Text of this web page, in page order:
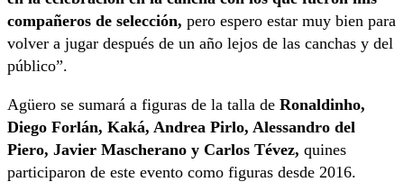
compañeros de selección, pero espero estar muy bien para
volver a jugar después de un año lejos de las canchas y del
público”.
Agüero se sumará a figuras de la talla de Ronaldinho,
Diego Forlán, Kaká, Andrea Pirlo, Alessandro del
Piero, Javier Mascherano y Carlos Tévez, quines
participaron de este evento como figuras desde 2016.